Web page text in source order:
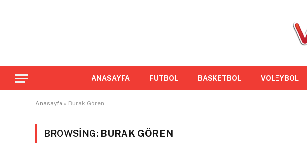
ANASAYFA FUTBOL BASKETBOL VOLEYBOL
Anasayfa » Burak Gören
BROWSING: BURAK GÖREN